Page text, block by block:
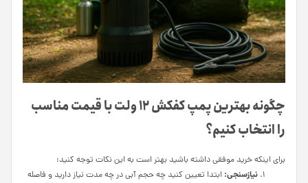
چگونه بهترین پمپ کفکش ۱۲ ولت با قیمت مناسب
را انتخاب کنیم؟
برای اینکه خرید موفقی داشته باشید بهتر است به این نکات توجه کنید:
نیازسنجی: ابتدا تعیین کنید چه حجم آبی در چه مدت نیاز دارید و فاصله